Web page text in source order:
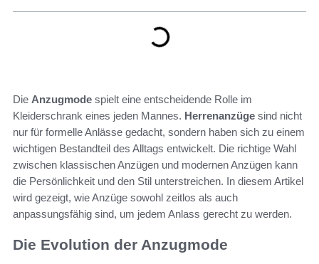
Die Anzugmode spielt eine entscheidende Rolle im
Kleiderschrank eines jeden Mannes. Herrenanzüge sind nicht
nur für formelle Anlässe gedacht, sondern haben sich zu einem
wichtigen Bestandteil des Alltags entwickelt. Die richtige Wahl
zwischen klassischen Anzügen und modernen Anzügen kann
die Persönlichkeit und den Stil unterstreichen. In diesem Artikel
wird gezeigt, wie Anzüge sowohl zeitlos als auch
anpassungsfähig sind, um jedem Anlass gerecht zu werden.
Die Evolution der Anzugmode